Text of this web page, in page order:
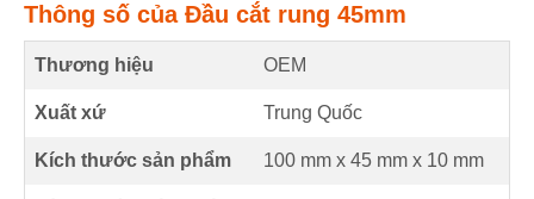
Thông số của Đầu cắt rung 45mm
Thương hiệu OEM
Xuất xứ Trung Quốc
Kích thước sản phẩm 100 mm x 45 mm x 10 mm